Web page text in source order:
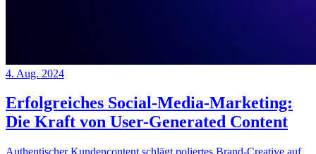
4. Aug. 2024
Erfolgreiches Social-Media-Marketing:
Die Kraft von User-Generated Content